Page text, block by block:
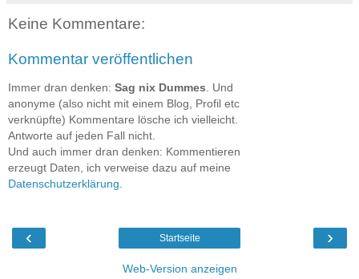
Keine Kommentare:
Kommentar veröffentlichen
Immer dran denken: Sag nix Dummes. Und
anonyme (also nicht mit einem Blog, Profil etc
verknüpfte) Kommentare lösche ich vielleicht.
Antworte auf jeden Fall nicht.
Und auch immer dran denken: Kommentieren
erzeugt Daten, ich verweise dazu auf meine
Datenschutzerklärung.
‹ ›
Startseite
Web-Version anzeigen